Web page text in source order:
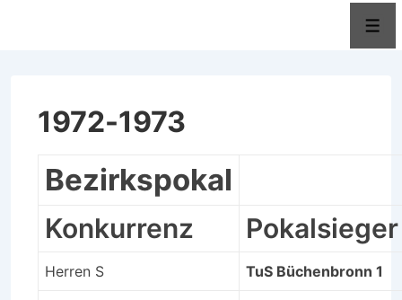
1972-1973
Bezirkspokal
Konkurrenz Pokalsieger
Herren S TuS Büchenbronn 1